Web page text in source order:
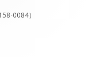
0084）